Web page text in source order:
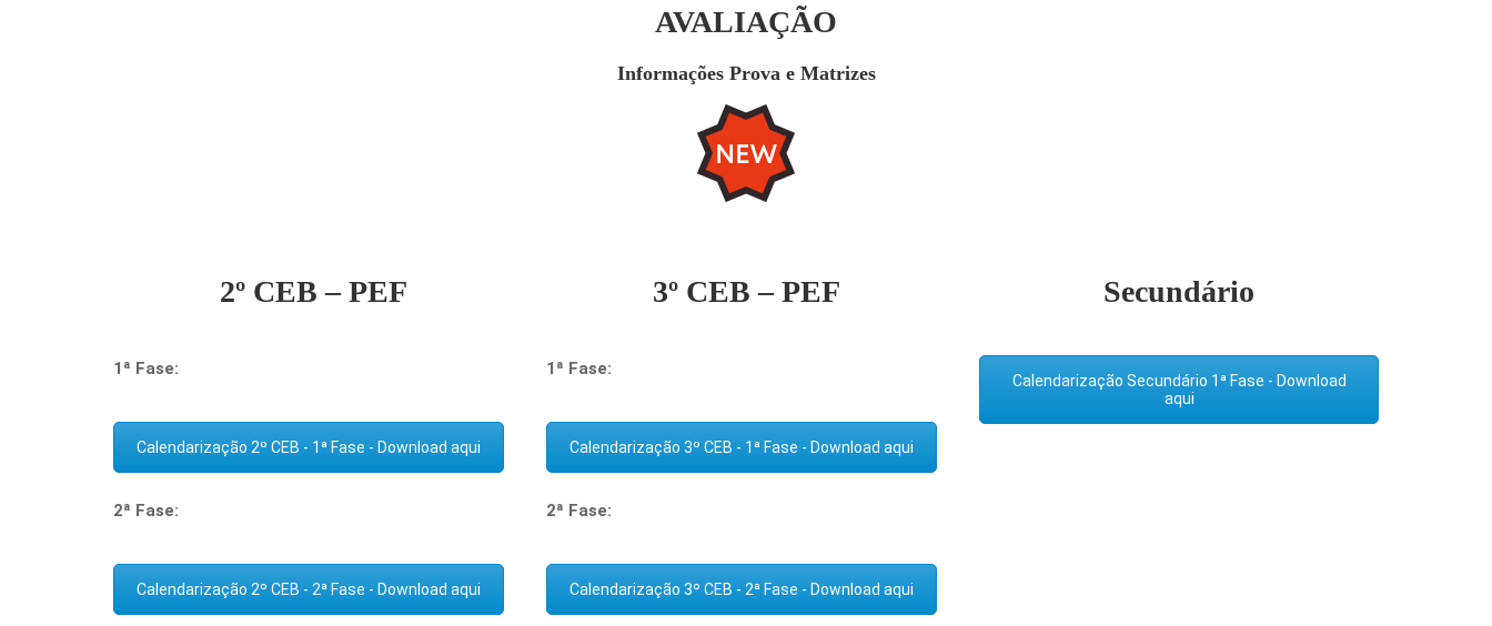
AVALIAÇÃO
Informações Prova e Matrizes
2º CEB – PEF
1ª Fase:
Calendarização 2º CEB - 1ª Fase - Download aqui
2ª Fase:
Calendarização 2º CEB - 2ª Fase - Download aqui
3º CEB – PEF
1ª Fase:
Calendarização 3º CEB - 1ª Fase - Download aqui
2ª Fase:
Calendarização 3º CEB - 2ª Fase - Download aqui
Secundário
Calendarização Secundário 1ª Fase - Download
aqui